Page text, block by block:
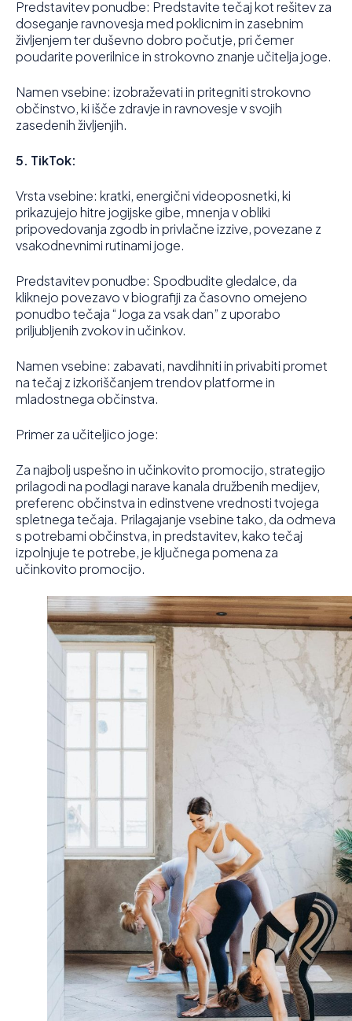
Predstavitev ponudbe: Predstavite tečaj kot rešitev za
doseganje ravnovesja med poklicnim in zasebnim
življenjem ter duševno dobro počutje, pri čemer
poudarite poverilnice in strokovno znanje učitelja joge.
Namen vsebine: izobraževati in pritegniti strokovno
občinstvo, ki išče zdravje in ravnovesje v svojih
zasedenih življenjih.
5. TikTok:
Vrsta vsebine: kratki, energični videoposnetki, ki
prikazujejo hitre jogijske gibe, mnenja v obliki
pripovedovanja zgodb in privlačne izzive, povezane z
vsakodnevnimi rutinami joge.
Predstavitev ponudbe: Spodbudite gledalce, da
kliknejo povezavo v biografiji za časovno omejeno
ponudbo tečaja “Joga za vsak dan” z uporabo
priljubljenih zvokov in učinkov.
Namen vsebine: zabavati, navdihniti in privabiti promet
na tečaj z izkoriščanjem trendov platforme in
mladostnega občinstva.
Primer za učiteljico joge:
Za najbolj uspešno in učinkovito promocijo, strategijo
prilagodi na podlagi narave kanala družbenih medijev,
preferenc občinstva in edinstvene vrednosti tvojega
spletnega tečaja. Prilagajanje vsebine tako, da odmeva
s potrebami občinstva, in predstavitev, kako tečaj
izpolnjuje te potrebe, je ključnega pomena za
učinkovito promocijo.